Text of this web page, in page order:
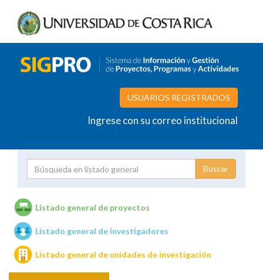
USUARIOS REGISTRADOS
Ingrese con su correo institucional
Unidades de investigación
Listado general de proyectos
Listado general de investigadores
Listado general de unidades de investigación